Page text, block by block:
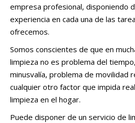
empresa profesional, disponiendo
experiencia en cada una de las
ofrecemos.
Somos conscientes de que en
limpieza no es problema del
minusvalía, problema de movilidad
cualquier otro factor que impida
limpieza en el hogar.
Puede disponer de un servicio de